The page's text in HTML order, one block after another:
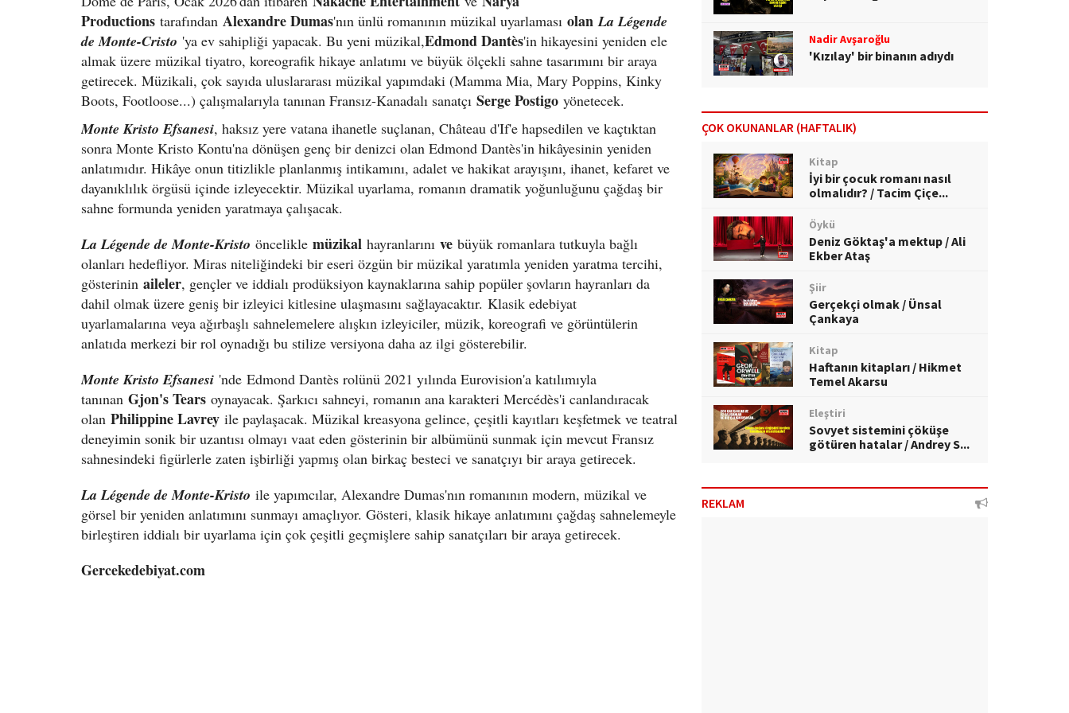
Productions tarafından Alexandre Dumas'nın ünlü romanının müzikal uyarlaması olanLa Légende
de Monte-Cristo 'ya ev sahipliği yapacak. Bu yeni müzikal,Edmond Dantès'in hikayesini yeniden ele
almak üzere müzikal tiyatro, koreografik hikaye anlatımı ve büyük ölçekli sahne tasarımını bir araya
getirecek. Müzikali, çok sayıda uluslararası müzikal yapımdaki (Mamma Mia, Mary Poppins, Kinky
Boots, Footloose...) çalışmalarıyla tanınan Fransız-Kanadalı sanatçı Serge Postigo yönetecek.
Monte Kristo Efsanesi, haksız yere vatana ihanetle suçlanan, Château d'If'e hapsedilen ve kaçtıktan
sonra Monte Kristo Kontu'na dönüşen genç bir denizci olan Edmond Dantès'in hikâyesinin yeniden
anlatımıdır. Hikâye onun titizlikle planlanmış intikamını, adalet ve hakikat arayışını, ihanet, kefaret ve
dayanıklılık örgüsü içinde izleyecektir. Müzikal uyarlama, romanın dramatik yoğunluğunu çağdaş bir
sahne formunda yeniden yaratmaya çalışacak.
La Légende de Monte-Kristo öncelikle müzikal hayranlarını ve büyük romanlara tutkuyla bağlı
olanları hedefliyor. Miras niteliğindeki bir eseri özgün bir müzikal yaratımla yeniden yaratma tercihi,
gösterinin aileler, gençler ve iddialı prodüksiyon kaynaklarına sahip popüler şovların hayranları da
dahil olmak üzere geniş bir izleyici kitlesine ulaşmasını sağlayacaktır. Klasik edebiyat
uyarlamalarına veya ağırbaşlı sahnelemelere alışkın izleyiciler, müzik, koreografi ve görüntülerin
anlatıda merkezi bir rol oynadığı bu stilize versiyona daha az ilgi gösterebilir.
Monte Kristo Efsanesi 'nde Edmond Dantès rolünü 2021 yılında Eurovision'a katılımıyla
tanınan Gjon's Tears oynayacak. Şarkıcı sahneyi, romanın ana karakteri Mercédès'i canlandıracak
olan Philippine Lavrey ile paylaşacak. Müzikal kreasyona gelince, çeşitli kayıtları keşfetmek ve teatral
deneyimin sonik bir uzantısı olmayı vaat eden gösterinin bir albümünü sunmak için mevcut Fransız
sahnesindeki figürlerle zaten işbirliği yapmış olan birkaç besteci ve sanatçıyı bir araya getirecek.
La Légende de Monte-Kristo ile yapımcılar, Alexandre Dumas'nın romanının modern, müzikal ve
görsel bir yeniden anlatımını sunmayı amaçlıyor. Gösteri, klasik hikaye anlatımını çağdaş sahnelemeyle
birleştiren iddialı bir uyarlama için çok çeşitli geçmişlere sahip sanatçıları bir araya getirecek.
Gercekedebiyat.com
Nadir Avşaroğlu
'Kızılay' bir binanın adıydı
ÇOK OKUNANLAR (HAFTALIK)
Kitap
İyi bir çocuk romanı nasıl
olmalıdır? / Tacim Çiçe...
Öykü
Deniz Göktaş'a mektup / Ali
Ekber Ataş
Şiir
Gerçekçi olmak / Ünsal
Çankaya
Kitap
Haftanın kitapları / Hikmet
Temel Akarsu
Eleştiri
Sovyet sistemini çöküşe
götüren hatalar / Andrey S...
REKLAM